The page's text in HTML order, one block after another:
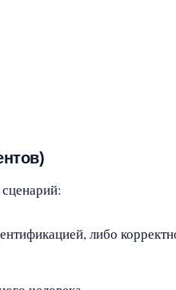
либо